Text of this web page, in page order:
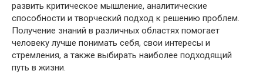
развить критическое мышление, аналитические
способности и творческий подход к решению проблем.
Получение знаний в различных областях помогает
человеку лучше понимать себя, свои интересы и
стремления, а также выбирать наиболее подходящий
путь в жизни.